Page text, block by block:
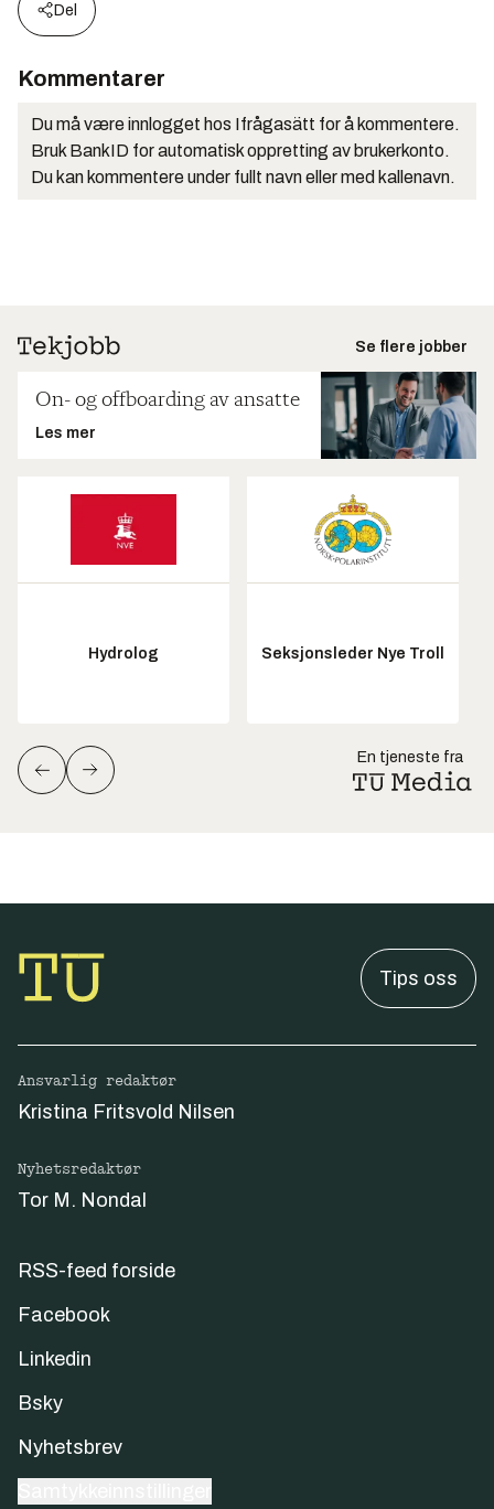
Del
Kommentarer
Du må være innlogget hos Ifrågasätt for å kommentere.
Bruk BankID for automatisk oppretting av brukerkonto.
Du kan kommentere under fullt navn eller med kallenavn.
Se flere jobber
On- og offboarding av ansatte
Les mer
Hydrolog Seksjonsleder Nye Troll
En tjeneste fra
Tips oss
Ansvarlig redaktør
Kristina Fritsvold Nilsen
Nyhetsredaktør
Tor M. Nondal
RSS-feed forside
Facebook
Linkedin
Bsky
Nyhetsbrev